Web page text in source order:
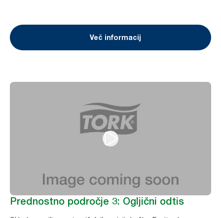
Več informacij
Prednostno področje 3: Ogljični odtis